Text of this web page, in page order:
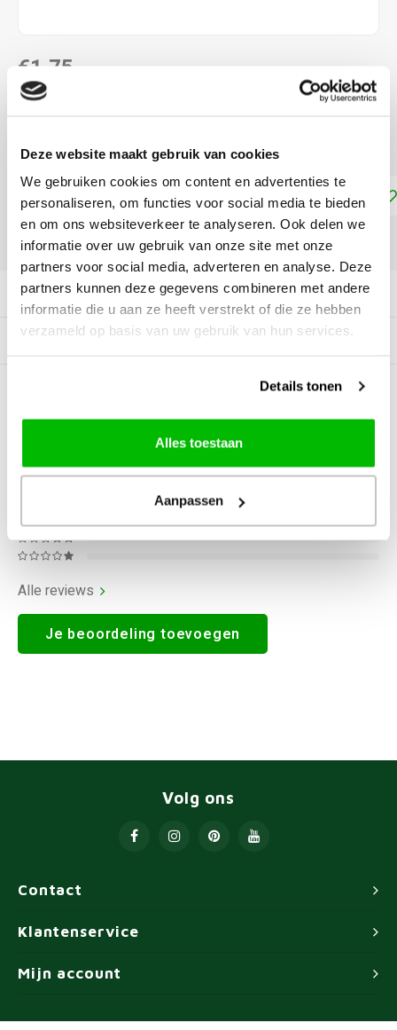
Deze website maakt gebruik van cookies
We gebruiken cookies om content en advertenties te
personaliseren, om functies voor social media te bieden
en om ons websiteverkeer te analyseren. Ook delen we
informatie over uw gebruik van onze site met onze
partners voor social media, adverteren en analyse. Deze
partners kunnen deze gegevens combineren met andere
informatie die u aan ze heeft verstrekt of die ze hebben
verzameld op basis van uw gebruik van hun services.
Details tonen
Alles toestaan
Aanpassen
€1,75
DIRECT LEVERBAAR
schrijft als een gelpen Lees meer
Toevoegen aan winkelwagen
DELEN:
Productomschrijving
Gerelateerde producten
BEOORDELINGEN
Alle reviews
Je beoordeling toevoegen
Contact
Volg ons
Klantenservice
Mijn account